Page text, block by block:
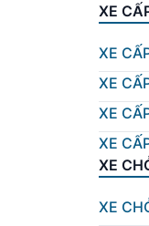
XE
XE
XE
XE
XE
XE
XE